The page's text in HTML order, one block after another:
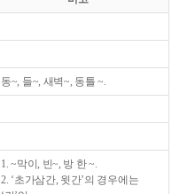
동~, 들~, 새벽~, 동틀 ~.
1. ~막이, 빈~, 방 한 ~.
2. ‘초가삼간, 윗간’의 경우에는